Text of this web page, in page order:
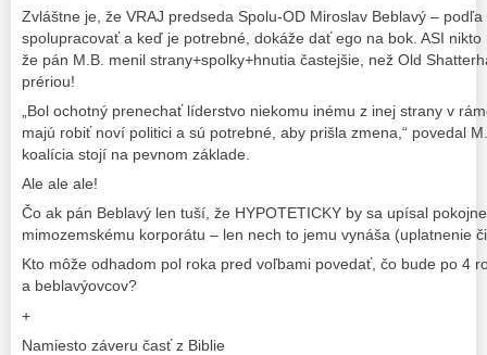
Zvláštne je, že VRAJ predseda Spolu-OD Miroslav Beblavý –
spolupracovať a keď je potrebné, dokáže dať ego na bok. ASI
že pán M.B. menil strany+spolky+hnutia častejšie, než Old
prériou!
„Bol ochotný prenechať líderstvo niekomu inému z inej strany v
majú robiť noví politici a sú potrebné, aby prišla zmena,“ povedal
koalícia stojí na pevnom základe.
Ale ale ale!
Čo ak pán Beblavý len tuší, že HYPOTETICKY by sa upísal
mimozemskému korporátu – len nech to jemu vynáša (uplatnenie
Kto môže odhadom pol roka pred voľbami povedať, čo bude po 4
a beblavýovcov?
+
Namiesto záveru časť z Biblie